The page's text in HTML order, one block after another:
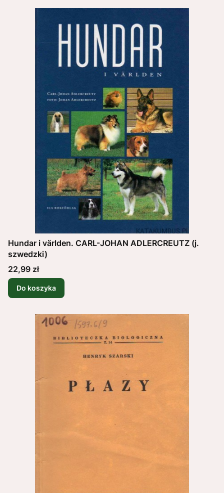
Hundar i världen. CARL-JOHAN ADLERCREUTZ (j.
szwedzki)
Cena
22,99 zł
Do koszyka